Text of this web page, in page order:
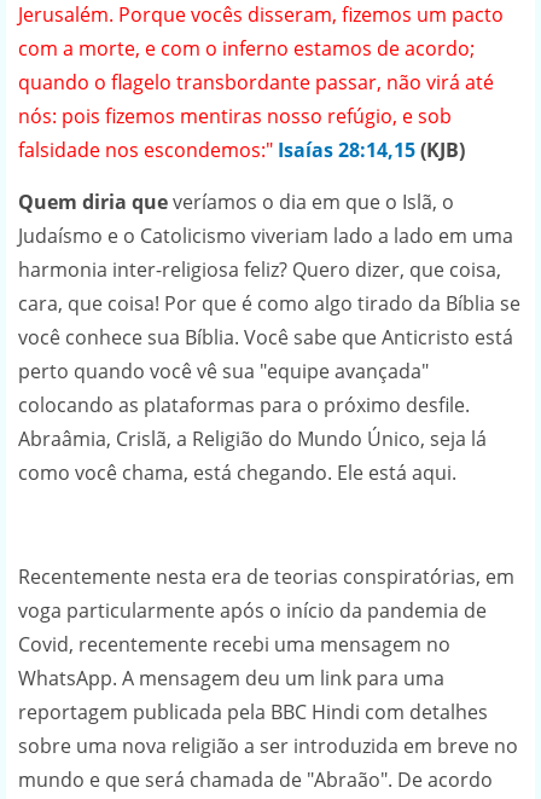
Jerusalém. Porque vocês disseram, fizemos um pacto
com a morte, e com o inferno estamos de acordo;
quando o flagelo transbordante passar, não virá até
nós: pois fizemos mentiras nosso refúgio, e sob
falsidade nos escondemos:" Isaías 28:14,15(KJB)
Quem diria queveríamos o dia em que o Islã, o
Judaísmo e o Catolicismo viveriam lado a lado em uma
harmonia inter-religiosa feliz? Quero dizer, que coisa,
cara, que coisa! Por que é como algo tirado da Bíblia se
você conhece sua Bíblia. Você sabe que Anticristo está
perto quando você vê sua "equipe avançada"
colocando as plataformas para o próximo desfile.
Abraâmia, Crislã, a Religião do Mundo Único, seja lá
como você chama, está chegando. Ele está aqui.
Recentemente nesta era de teorias conspiratórias, em
voga particularmente após o início da pandemia de
Covid, recentemente recebi uma mensagem no
WhatsApp. A mensagem deu um link para uma
reportagem publicada pela BBC Hindi com detalhes
sobre uma nova religião a ser introduzida em breve no
mundo e que será chamada de "Abraão". De acordo